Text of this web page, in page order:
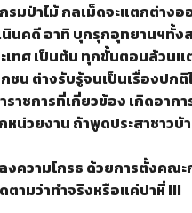
มป่าไม้ กลเม็ดจะแตกต่างอ
นคดี อาทิ บุกรุกอุทยานฯทั้ง
ะเทศ เป็นต้น ทุกขั้นตอนล้วน
ชน ต่างรับรู้จนเป็นเรื่องปก
าชการที่เกี่ยวข้อง เกิดอาก
น่วยงาน ถ้าพูดประสาชาว
ความโกรธ ด้วยการตั้งคณ
ตามว่าทำจริงหรือแค่ปาหี่ !!!